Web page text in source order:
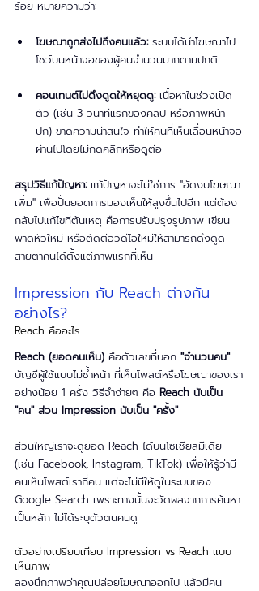
ร้อย หมายความว่า:
โฆษณาถูกส่งไปถึงคนแล้ว: ระบบได้นำโฆษณาไป
โชว์บนหน้าจอของผู้คนจำนวนมากตามปกติ
คอนเทนต์ไม่ดึงดูดให้หยุดดู: เนื้อหาในช่วงเปิด
ตัว (เช่น 3 วินาทีแรกของคลิป หรือภาพหน้า
ปก) ขาดความน่าสนใจ ทำให้คนที่เห็นเลื่อนหน้าจอ
ผ่านไปโดยไม่กดคลิกหรือดูต่อ
สรุปวิธีแก้ปัญหา: แก้ปัญหาจะไม่ใช่การ "อัดงบโฆษณา
เพิ่ม" เพื่อปั่นยอดการมองเห็นให้สูงขึ้นไปอีก แต่ต้อง
กลับไปแก้ไขที่ต้นเหตุ คือการปรับปรุงรูปภาพ เขียน
พาดหัวใหม่ หรือตัดต่อวิดีโอใหม่ให้สามารถดึงดูด
สายตาคนได้ตั้งแต่ภาพแรกที่เห็น
Impression กับ Reach ต่างกัน
อย่างไร?
Reach คืออะไร
Reach (ยอดคนเห็น) คือตัวเลขที่บอก "จำนวนคน"
บัญชีผู้ใช้แบบไม่ซ้ำหน้า ที่เห็นโพสต์หรือโฆษณาของเรา
อย่างน้อย 1 ครั้ง วิธีจำง่ายๆ คือ Reach นับเป็น
"คน" ส่วน Impression นับเป็น "ครั้ง"
ส่วนใหญ่เราจะดูยอด Reach ได้บนโซเชียลมีเดีย
(เช่น Facebook, Instagram, TikTok) เพื่อให้รู้ว่ามี
คนเห็นโพสต์เรากี่คน แต่จะไม่มีให้ดูในระบบของ
Google Search เพราะทางนั้นจะวัดผลจากการค้นหา
เป็นหลัก ไม่ได้ระบุตัวตนคนดู
ตัวอย่างเปรียบเทียบ Impression vs Reach แบบ
เห็นภาพ
ลองนึกภาพว่าคุณปล่อยโฆษณาออกไป แล้วมีคน